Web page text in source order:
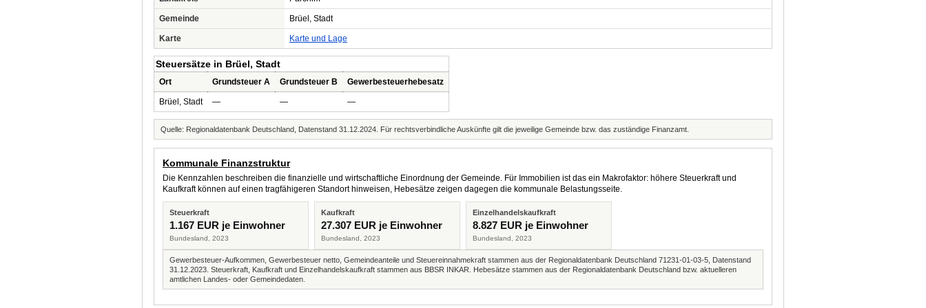
Gemeinde Brüel, Stadt
Karte Karte und Lage
Steuersätze in Brüel, Stadt
Ort Grundsteuer A Grundsteuer B Gewerbesteuerhebesatz
Brüel, Stadt — — —
Quelle: Regionaldatenbank Deutschland, Datenstand 31.12.2024. Für rechtsverbindliche Auskünfte gilt die jeweilige Gemeinde bzw. das zuständige Finanzamt.
Kommunale Finanzstruktur
Die Kennzahlen beschreiben die finanzielle und wirtschaftliche Einordnung der Gemeinde. Für Immobilien ist das ein Makrofaktor: höhere Steuerkraft und
Kaufkraft können auf einen tragfähigeren Standort hinweisen, Hebesätze zeigen dagegen die kommunale Belastungsseite.
Steuerkraft
1.167 EUR je Einwohner
Bundesland, 2023
Kaufkraft
27.307 EUR je Einwohner
Bundesland, 2023
Einzelhandelskaufkraft
8.827 EUR je Einwohner
Bundesland, 2023
Gewerbesteuer-Aufkommen, Gewerbesteuer netto, Gemeindeanteile und Steuereinnahmekraft stammen aus der Regionaldatenbank Deutschland 71231-01-03-5, Datenstand
31.12.2023. Steuerkraft, Kaufkraft und Einzelhandelskaufkraft stammen aus BBSR INKAR. Hebesätze stammen aus der Regionaldatenbank Deutschland bzw. aktuelleren
amtlichen Landes- oder Gemeindedaten.